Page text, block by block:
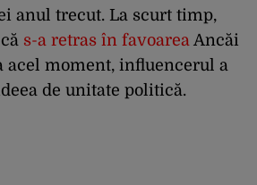
anul trecut. La scurt timp,
s-a retras în favoarea Ancăi
acel moment, influencerul a
de unitate politică.